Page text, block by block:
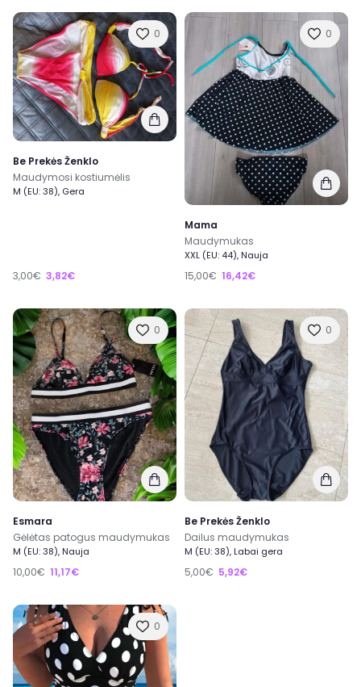
0
Be Prekės Ženklo
Maudymosi kostiumėlis
M (EU: 38), Gera
3,00€ 3,82€
0
Mama
Maudymukas
XXL (EU: 44), Nauja
15,00€ 16,42€
0
Esmara
Gėlėtas patogus maudymukas
M (EU: 38), Nauja
10,00€ 11,17€
0
Be Prekės Ženklo
Dailus maudymukas
M (EU: 38), Labai gera
5,00€ 5,92€
0